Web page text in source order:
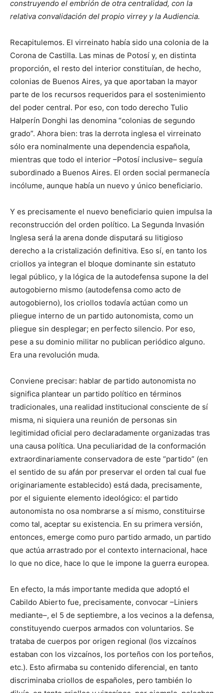
construyendo el embrión de otra centralidad, con la
relativa convalidación del propio virrey y la Audiencia.
Recapitulemos. El virreinato había sido una colonia de la
Corona de Cas­tilla. Las minas de Potosí y, en distinta
proporción, el resto del interior constituían, de hecho,
colonias de Buenos Aires, ya que aportaban la mayor
parte de los recursos requeridos para el sostenimiento
del poder central. Por eso, con todo derecho Tulio
Halperín Donghi las denomina “colonias de segundo
grado”. Ahora bien: tras la derrota inglesa el virreinato
sólo era nominalmente una dependencia española,
mientras que todo el interior –Potosí inclusive– seguía
subordinado a Buenos Aires. El orden social permanecía
incólume, aunque había un nuevo y único beneficiario.
Y es precisamente el nuevo beneficiario quien impulsa la
reconstruc­ción del orden político. La Segunda Invasión
Inglesa será la arena donde disputará su litigioso
derecho a la cristalización definitiva. Eso sí, en tanto los
criollos ya integran el bloque dominante sin estatuto
legal público, y la lógica de la autodefensa supone la del
autogobierno mismo (autodefensa como acto de
autogobierno), los criollos todavía actúan como un
pliegue interno de un partido autonomista, como un
pliegue sin desplegar; en perfecto silencio. Por eso,
pese a su dominio militar no publican periódico alguno.
Era una revolución muda.
Conviene precisar: hablar de partido autonomista no
significa plantear un partido político en términos
tradicionales, una realidad institucional cons­ciente de sí
misma, ni siquiera una reunión de personas sin
legitimidad oficial pero declaradamente organizadas tras
una causa política. Una peculiaridad de la conformación
extraordinariamente conservadora de este “partido” (en
el sentido de su afán por preservar el orden tal cual fue
originariamente estable­cido) está dada, precisamente,
por el siguiente elemento ideológico: el partido
autonomista no osa nombrarse a sí mismo, constituirse
como tal, aceptar su existencia. En su primera versión,
entonces, emerge como puro partido arma­do, un partido
que actúa arrastrado por el contexto internacional, hace
lo que no dice, hace lo que le impone la guerra europea.
En efecto, la más importante medida que adoptó el
Cabildo Abierto fue, precisamente, convocar –Liniers
mediante–, el 5 de septiembre, a los vecinos a la defensa,
constituyendo cuerpos armados con voluntarios. Se
trataba de cuerpos por origen regional (los vizcaínos
estaban con los vizcaínos, los porte­ños con los porteños,
etc.). Esto afirmaba su contenido diferencial, en tanto
discriminaba criollos de españoles, pero también lo